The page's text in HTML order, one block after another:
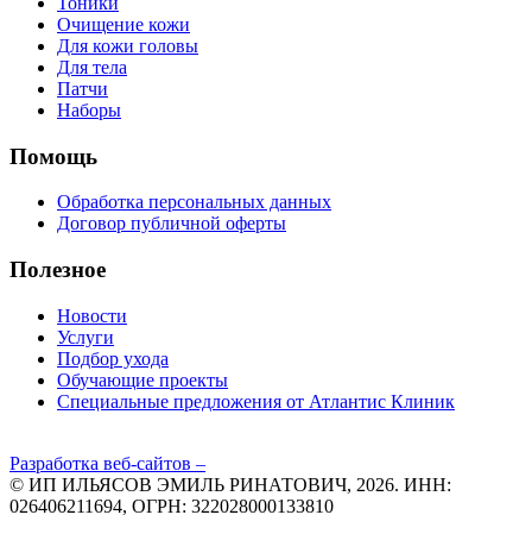
Очищение кожи
Для кожи головы
Для тела
Патчи
Наборы
Помощь
Обработка персональных данных
Договор публичной оферты
Полезное
Новости
Услуги
Подбор ухода
Обучающие проекты
Специальные предложения от Атлантис Клиник
Разработка веб-сайтов –
© ИП ИЛЬЯСОВ ЭМИЛЬ РИНАТОВИЧ, 2026. ИНН:
026406211694, ОГРН: 322028000133810